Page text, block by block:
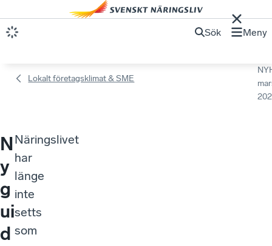
Sök Meny
Lokalt företagsklimat & SME
N
y
g
ui
d
Näringslivet
har
länge
inte
setts
som